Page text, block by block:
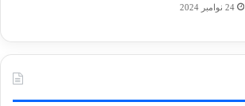
24 نوامبر 2024